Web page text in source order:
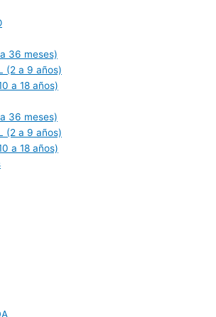
36 meses)
(2 a 9 años)
a 18 años)
36 meses)
(2 a 9 años)
a 18 años)